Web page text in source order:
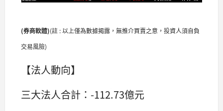
(券商軟體)(註 : 以上僅為數據揭露，無推介買賣之意，投資人須自負
交易風險)
【法人動向】
三大法人合計：-112.73億元